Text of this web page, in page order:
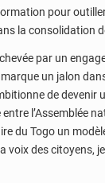
pour
la consolidation
par un
un jalon
de devenir
l’Assemblée
du Togo un
voix des citoyens,